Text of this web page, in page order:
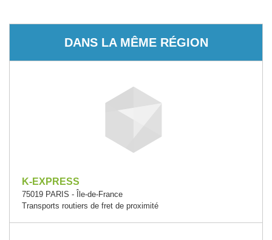
DANS LA MÊME RÉGION
K-EXPRESS
75019 PARIS - Île-de-France
Transports routiers de fret de proximité